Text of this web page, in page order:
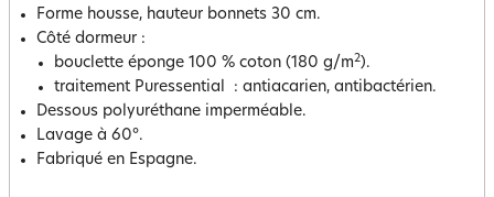
Forme housse, hauteur bonnets 30 cm.
Côté dormeur :
bouclette éponge 100 % coton (180 g/m2).
traitement Puressential : antiacarien, antibactérien.
Dessous polyuréthane imperméable.
Lavage à 60°.
Fabriqué en Espagne.